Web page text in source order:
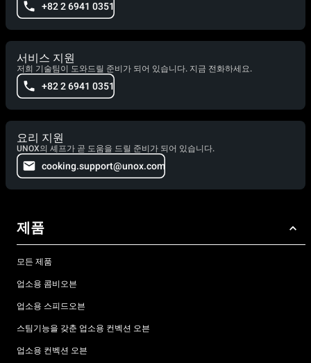
+82 2 6941 0351
서비스 지원
저희 기술팀이 도와드릴 준비가 되어 있습니다. 지금 전화하세요.
+82 2 6941 0351
요리 지원
UNOX의 셰프가 곧 도움을 드릴 준비가 되어 있습니다.
cooking.support@unox.com
제품
모든 제품
업소용 콤비오븐
업소용 스피드오븐
스팀기능을 갖춘 업소용 컨벡션 오븐
업소용 컨벡션 오븐